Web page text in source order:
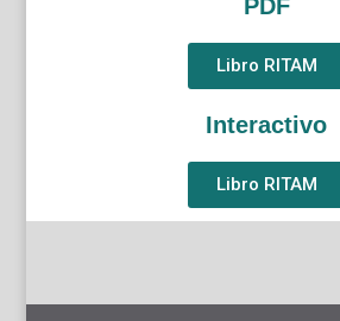
Libro RITAM
Interactivo
Libro RITAM